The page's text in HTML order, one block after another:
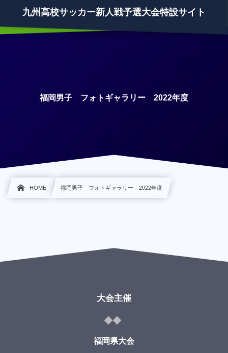
九州高校サッカー新人戦予選大会特設サイト
福岡男子 フォトギャラリー 2022年度
HOME 福岡男子 フォトギャラリー 2022年度
大会主催
福岡県大会